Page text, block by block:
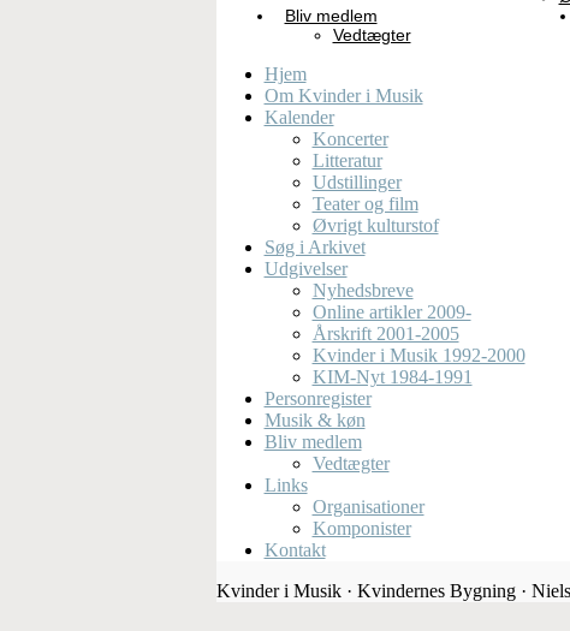
Bliv medlem
Vedtægter
Hjem
Om Kvinder i Musik
Kalender
Koncerter
Litteratur
Udstillinger
Teater og film
Øvrigt kulturstof
Søg i Arkivet
Udgivelser
Nyhedsbreve
Online artikler 2009-
Årskrift 2001-2005
Kvinder i Musik 1992-2000
KIM-Nyt 1984-1991
Personregister
Musik & køn
Bliv medlem
Vedtægter
Links
Organisationer
Komponister
Kontakt
Kvinder i Musik · Kvindernes Bygning ·